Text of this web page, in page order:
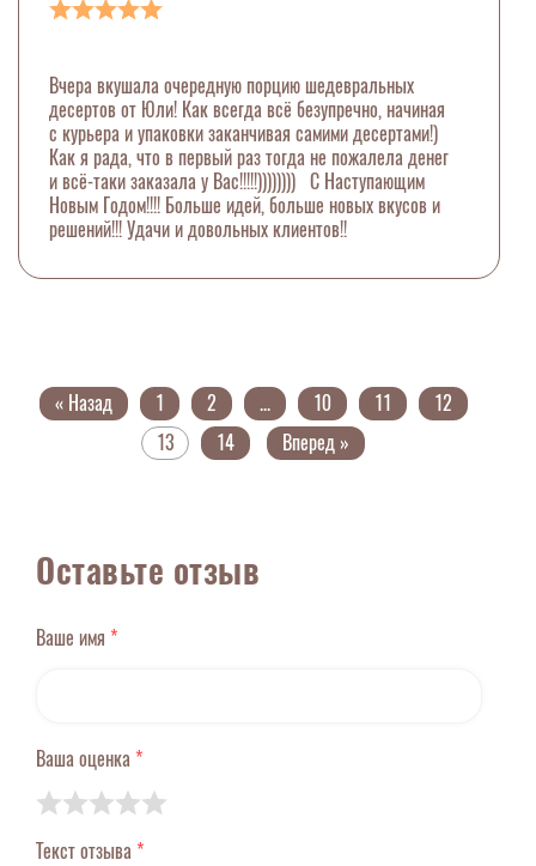
Вчера вкушала очередную порцию шедевральных
десертов от Юли! Как всегда всё безупречно, начиная
с курьера и упаковки заканчивая самими десертами!)
Как я рада, что в первый раз тогда не пожалела денег
и всё-таки заказала у Вас!!!!!)))))))) С Наступающим
Новым Годом!!!! Больше идей, больше новых вкусов и
решений!!! Удачи и довольных клиентов!!
« Назад 1 2 ... 10 11
12
13
14 Вперед »
Оставьте отзыв
Ваше имя *
Ваша оценка *
Текст отзыва *